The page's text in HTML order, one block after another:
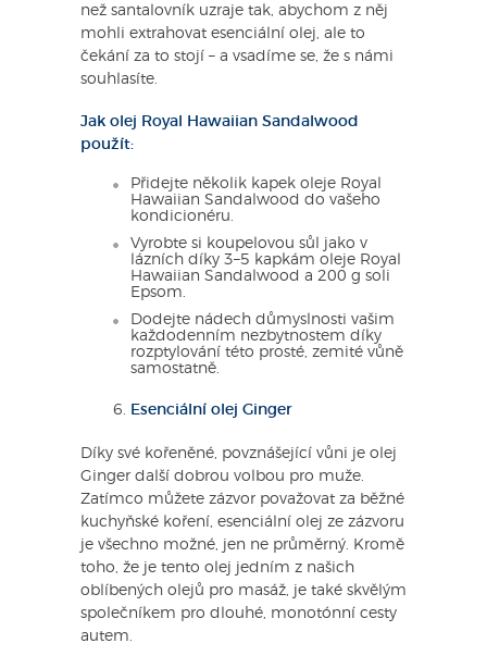
než santalovník uzraje tak, abychom z něj
mohli extrahovat esenciální olej, ale to
čekání za to stojí – a vsadíme se, že s námi
souhlasíte.
Jak olej Royal Hawaiian Sandalwood
použít:
Přidejte několik kapek oleje Royal
Hawaiian Sandalwood do vašeho
kondicionéru.
Vyrobte si koupelovou sůl jako v
lázních díky 3–5 kapkám oleje Royal
Hawaiian Sandalwood a 200 g soli
Epsom.
Dodejte nádech důmyslnosti vašim
každodenním nezbytnostem díky
rozptylování této prosté, zemité vůně
samostatně.
Esenciální olej Ginger
Díky své kořeněné, povznášející vůni je olej
Ginger další dobrou volbou pro muže.
Zatímco můžete zázvor považovat za běžné
kuchyňské koření, esenciální olej ze zázvoru
je všechno možné, jen ne průměrný. Kromě
toho, že je tento olej jedním z našich
oblíbených olejů pro masáž, je také skvělým
společníkem pro dlouhé, monotónní cesty
autem.